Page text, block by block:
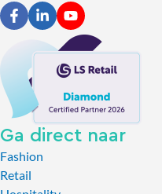
Ga direct naar
Fashion
Retail